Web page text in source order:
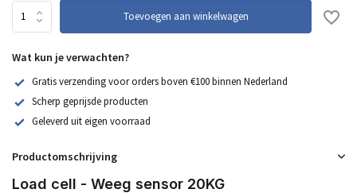
Toevoegen aan winkelwagen
Wat kun je verwachten?
Gratis verzending voor orders boven €100 binnen Nederland
Scherp geprijsde producten
Geleverd uit eigen voorraad
Productomschrijving
Load cell - Weeg sensor 20KG